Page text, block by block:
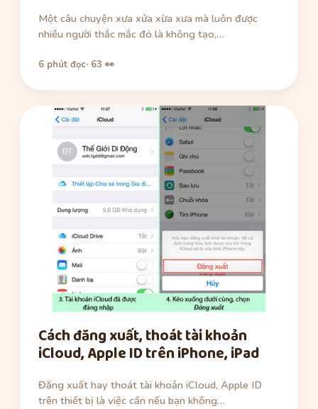
Một câu chuyện xưa xửa xừa xưa mà luôn được
nhiều người thắc mắc đó là không tạo,…
6 phút đọc· 63 👀
Cách đăng xuất, thoát tài khoản
iCloud, Apple ID trên iPhone, iPad
Đăng xuất hay thoát tài khoản iCloud, Apple ID
trên thiết bị là việc cần nếu bạn không…